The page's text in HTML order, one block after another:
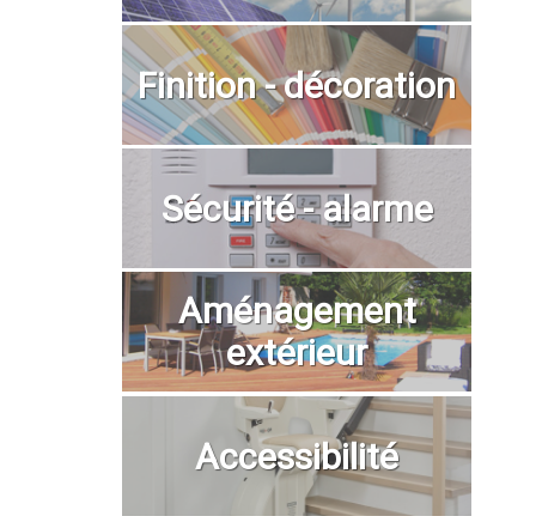
Finition - décoration
Sécurité - alarme
Aménagement
extérieur
Accessibilité